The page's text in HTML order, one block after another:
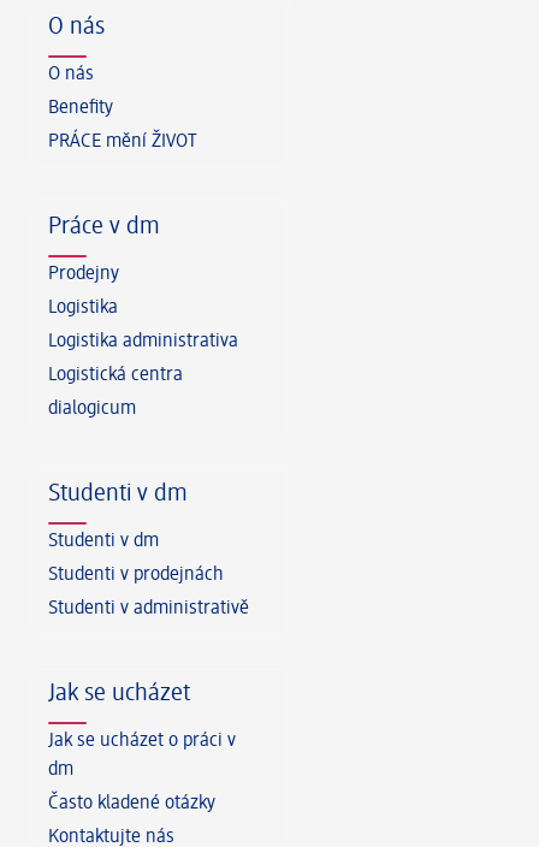
O nás
O nás
Benefity
PRÁCE mění ŽIVOT
Práce v dm
Prodejny
Logistika
Logistika administrativa
Logistická centra
dialogicum
Studenti v dm
Studenti v dm
Studenti v prodejnách
Studenti v administrativě
Jak se ucházet
Jak se ucházet o práci v
dm
Často kladené otázky
Kontaktujte nás